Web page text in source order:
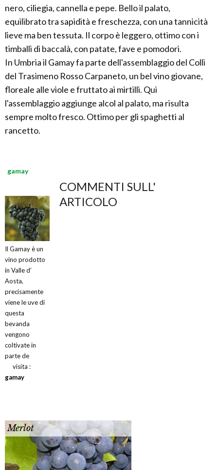
nero, ciliegia, cannella e pepe. Bello il palato,
equilibrato tra sapidità e freschezza, con una tannicità
lieve ma ben tessuta. Il corpo è leggero, ottimo con i
timballi di baccalà, con patate, fave e pomodori.
In Umbria il Gamay fa parte dell'assemblaggio del Colli
del Trasimeno Rosso Carpaneto, un bel vino giovane,
floreale alle viole e fruttato ai mirtilli. Qui
l'assemblaggio aggiunge alcol al palato, ma risulta
sempre molto fresco. Ottimo per gli spaghetti al
rancetto.
gamay
Il Gamay è un
vino prodotto
in Valle d’
Aosta,
precisamente
viene le uve di
questa
bevanda
vengono
coltivate in
parte de
visita :
gamay
COMMENTI SULL'
ARTICOLO
Merlot